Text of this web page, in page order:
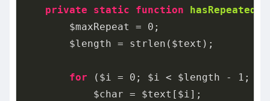
private
static function
        $maxRepeat =
0 ;
        $length = strlen($text);
for ($i = 0 ; $i < $length - 1 ;
            $char = $text[$i];